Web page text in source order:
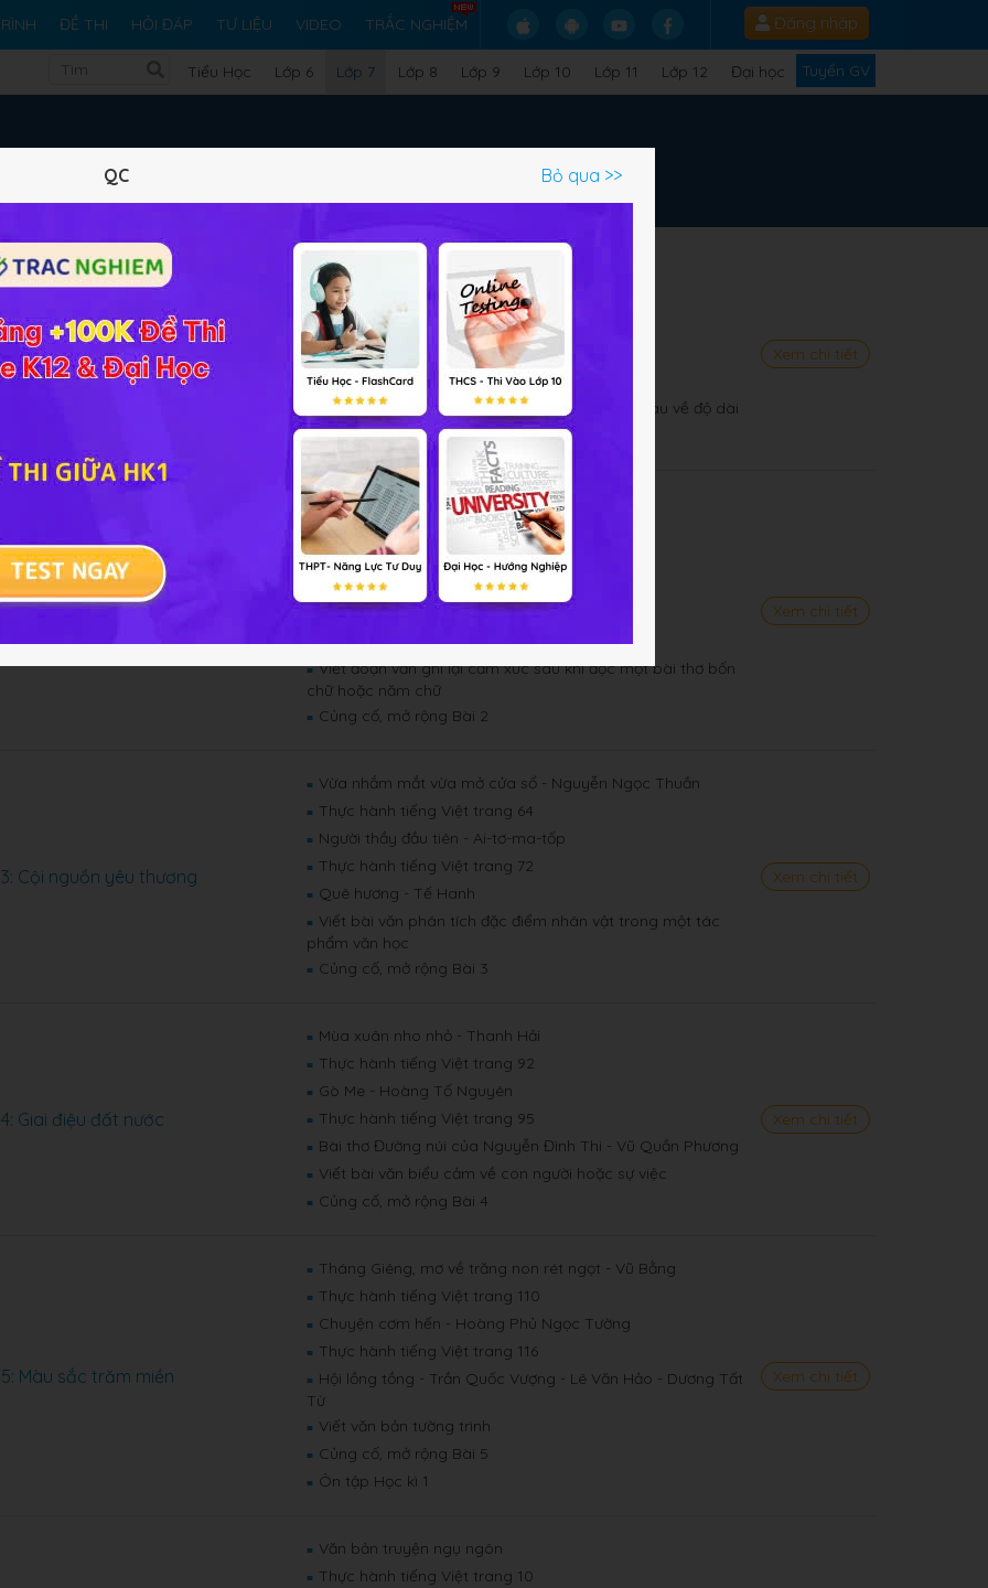
ĐỀ THI HỎI ĐÁP TƯ LIỆU VIDEO TRẮC NGHIỆM Đăng nhập
Tiểu Học Lớp 6 Lớp 7 Lớp 8 Lớp 9 Lớp 10 Lớp 11 Lớp 12 Đại học Tuyển GV
Ngữ Văn Lớp 7
Kết Nối Tri Thức
Bầu trời tuổi thơ
■ Bầy chim chìa vôi - Nguyễn Quang Thiều
■ Thực hành tiếng Việt trang 17
■ Đi lấy mật - Đoàn Giỏi
■ Thực hành tiếng Việt trang 24
■ Ngàn sao làm việc - Võ Quảng
Tóm tắt văn bản theo những yêu cầu khác nhau về độ dài
Củng cố, mở rộng Bài 1
Xem chi tiết
2: Khúc nhạc tâm hồn
■ Đồng dao mùa xuân - Nguyễn Khoa Điềm
■ Thực hành tiếng Việt trang 42
■ Gặp lá cơm nếp - Thanh Thảo
Trở gió - Nguyễn Ngọc Tư
Thực hành tiếng Việt trang 47
■ Tập làm bài thơ bốn chữ hoặc năm chữ
■ Viết đoạn văn ghi lại cảm xúc sau khi đọc một bài thơ bốn
chữ hoặc năm chữ
■ Củng cố, mở rộng Bài 2
Xem chi tiết
Cội nguồn yêu thương
■ Vừa nhắm mắt vừa mở cửa sổ - Nguyễn Ngọc Thuần
■ Thực hành tiếng Việt trang 64
■ Người thầy đầu tiên - Ai-tơ-ma-tốp
■ Thực hành tiếng Việt trang 72
■ Quê hương - Tế Hanh
■ Viết bài văn phân tích đặc điểm nhân vật trong một tác
phẩm văn học
■ Củng cố, mở rộng Bài 3
Xem chi tiết
Giai điệu đất nước
■ Mùa xuân nho nhỏ - Thanh Hải
■ Thực hành tiếng Việt trang 92
■ Gò Me - Hoàng Tố Nguyên
■ Thực hành tiếng Việt trang 95
■ Bài thơ Đường núi của Nguyễn Đình Thi - Vũ Quần Phương
■ Viết bài văn biểu cảm về con người hoặc sự việc
■ Củng cố, mở rộng Bài 4
Xem chi tiết
Màu sắc trăm miền
■ Tháng Giêng, mơ về trăng non rét ngọt - Vũ Bằng
■ Thực hành tiếng Việt trang 110
■ Chuyện cơm hến - Hoàng Phủ Ngọc Tường
■ Thực hành tiếng Việt trang 116
■ Hội lồng tồng - Trần Quốc Vượng - Lê Văn Hảo - Dương Tất
Từ
■ Viết văn bản tường trình
■ Củng cố, mở rộng Bài 5
■ Ôn tập Học kì 1
Xem chi tiết
■ Văn bản truyện ngụ ngôn
■ Thực hành tiếng Việt trang 10
QC Bỏ qua >>